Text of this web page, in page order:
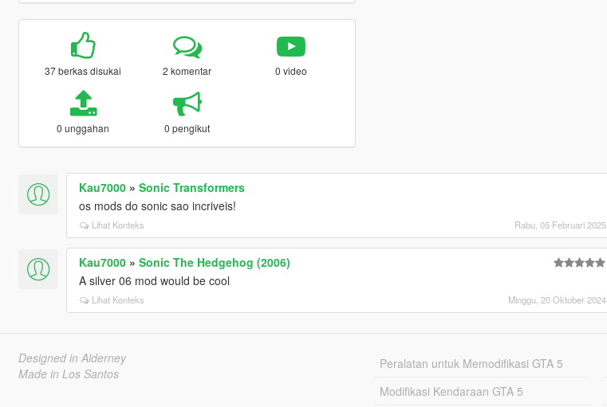
37 berkas disukai 2 komentar 0 video
0 unggahan 0 pengikut
Kau7000» Sonic Transformers
os mods do sonic sao incriveis!
Lihat Konteks Rabu, 05 Februari 2025
Kau7000» Sonic The Hedgehog (2006)
A silver 06 mod would be cool
Lihat Konteks Minggu, 20 Oktober 2024
Designed in Alderney
Made in Los Santos
Peralatan untuk Memodifikasi GTA 5
Modifikasi Kendaraan GTA 5